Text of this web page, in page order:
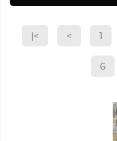
|< < 1
6